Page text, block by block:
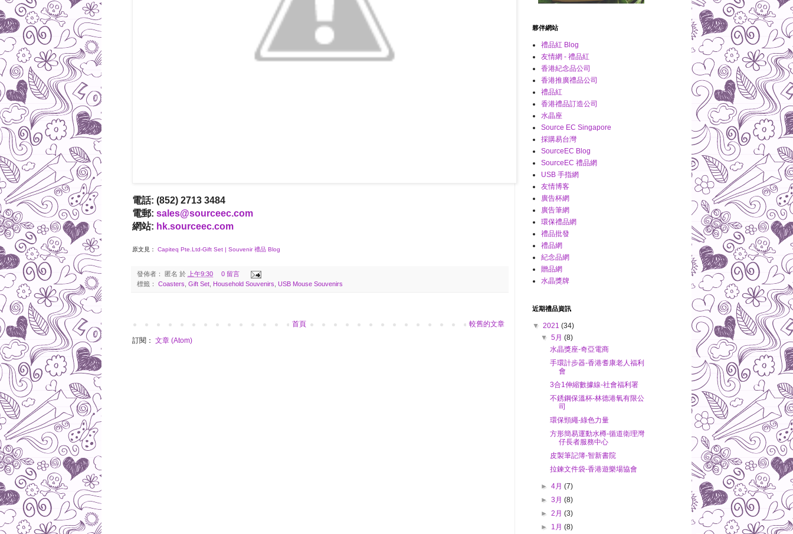
電話: (852) 2713 3484
電郵: sales@sourceec.com
網站: hk.sourceec.com
原文見： Capiteq Pte.Ltd-Gift Set | Souvenir 禮品 Blog
發佈者： 匿名 於 上午9:30
0 留言
標籤： Coasters Gift Set Household Souvenirs USB Mouse Souvenirs
較舊的文章
首頁
訂閱： 文章 (Atom)
夥伴網站
禮品紅 Blog
友情網 - 禮品紅
香港紀念品公司
香港推廣禮品公司
禮品紅
香港禮品訂造公司
水晶座
Source EC Singapore
採購易台灣
SourceEC Blog
SourceEC 禮品網
USB 手指網
友情博客
廣告杯網
廣告筆網
環保禮品網
禮品批發
禮品網
紀念品網
贈品網
水晶獎牌
近期禮品資訊
▼ 2021 (34)
▼5月(8)
水晶獎座-奇亞電商
手環計步器-香港耆康老人福利
會
3合1伸縮數據線-社會福利署
不銹鋼保溫杯-林德港氧有限公
司
環保頸繩-綠色力量
方形簡易運動水樽-循道衛理灣
仔長者服務中心
皮製筆記簿-智新書院
拉鍊文件袋-香港遊樂場協會
►4月(7)
►3月(8)
►2月(3)
► 1月(8)